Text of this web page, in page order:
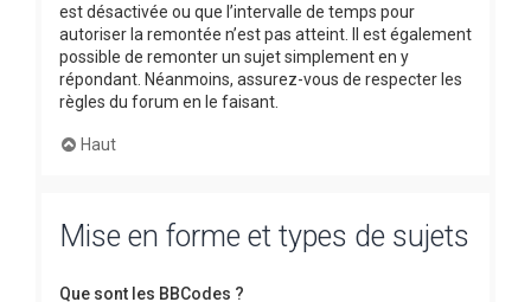
est désactivée ou que l’intervalle de temps pour
autoriser la remontée n’est pas atteint. Il est également
possible de remonter un sujet simplement en y
répondant. Néanmoins, assurez-vous de respecter les
règles du forum en le faisant.
Haut
Mise en forme et types de sujets
Que sont les BBCodes ?